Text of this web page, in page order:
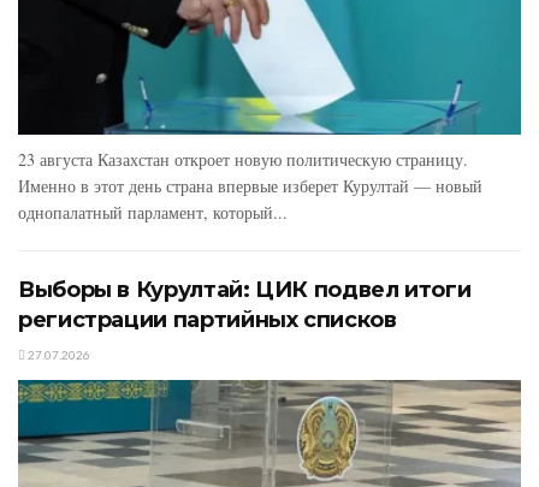
23 августа Казахстан откроет новую политическую страницу.
Именно в этот день страна впервые изберет Курултай — новый
однопалатный парламент, который...
Выборы в Курултай: ЦИК подвел итоги
регистрации партийных списков
27.07.2026